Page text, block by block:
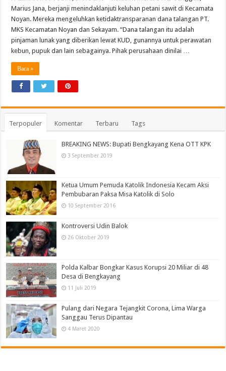
Marius Jana, berjanji menindaklanjuti keluhan petani sawit di Kecamata
Noyan. Mereka mengeluhkan ketidaktransparanan dana talangan PT.
MKS Kecamatan Noyan dan Sekayam. “Dana talangan itu adalah
pinjaman lunak yang diberikan lewat KUD, gunannya untuk perawatan
kebun, pupuk dan lain sebagainya. Pihak perusahaan dinilai …
Baca »
Terpopuler Komentar Terbaru Tags
BREAKING NEWS: Bupati Bengkayang Kena OTT KPK
3 September 2019
Ketua Umum Pemuda Katolik Indonesia Kecam Aksi
Pembubaran Paksa Misa Katolik di Solo
10 September 2016
Kontroversi Udin Balok
26 Oktober 2019
Polda Kalbar Bongkar Kasus Korupsi 20 Miliar di 48
Desa di Bengkayang
11 Juli 2019
Pulang dari Negara Tejangkit Corona, Lima Warga
Sanggau Terus Dipantau
4 Maret 2020